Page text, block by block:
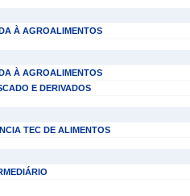
À AGROALIMENTOS
À AGROALIMENTOS
E DERIVADOS
TEC DE ALIMENTOS